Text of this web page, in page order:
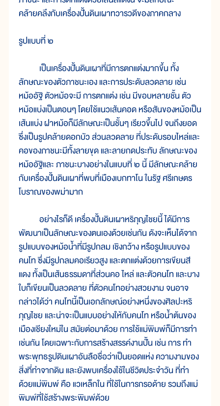
คล้ายคลึงกับเครื่องปั้นดินเผาทวารวดีของภาคกลาง
รูปแบบที่ ๒
เป็นเครื่องปั้นดินเผาที่มีการตกแต่งมากขึ้น ทั้ง
ลักษณะของตัวภาชนะเอง และการประดับลวดลาย เช่น
หม้ออัฐิ ตัวหม้อจะมี การตกแต่ง เช่น มีขอบหลายชั้น ตัว
หม้อแบ่งเป็นตอนๆ โดยใช้แนวเส้นคอด หรือสันของหม้อเป็น
เส้นแบ่ง ฝาหม้อก็มีลักษณะเป็นชั้นๆ เรียวขึ้นไป จนถึงยอด
ซึ่งเป็นรูปคล้ายดอกบัว ส่วนลวดลาย ที่ประดับรอบไหล่และ
คอของภาชนะมีทั้งลายขุด และลายกดประทับ ลักษณะของ
หม้ออัฐิและ ภาชนะบางอย่างในแบบที่ ๒ นี้ มีลักษณะคล้าย
กับเครื่องปั้นดินเผาที่พบที่เมืองเบกทาโน ในรัฐ ศรีเกษตร
โบราณของพม่ามาก
อย่างไรก็ดี เครื่องปั้นดินเผาหริภุญไชยนี้ ได้มีการ
พัฒนาเป็นลักษณะของตนเองด้วยเช่นกัน ดังจะเห็นได้จาก
รูปแบบของหม้อน้ำที่มีรูปกลม เชิงกว้าง หรือรูปแบบของ
คนโท ซึ่งมีรูปกลมคอเรียวสูง และตกแต่งด้วยการเขียนสี
แดง ทั้งเป็นเส้นธรรมดาที่ส่วนคอ ไหล่ และตัวคนโท และบาง
ใบก็เขียนเป็นลวดลาย ที่ตัวคนโทอย่างสวยงาม จนอาจ
กล่าวได้ว่า คนโทนี้เป็นเอกลักษณ์อย่างหนึ่งของศิลปะหริ
ภุญไชย และน่าจะเป็นแบบอย่างให้กับคนโท หรือน้ำต้นของ
เมืองเชียงใหม่ใน สมัยต่อมาด้วย การใช้แม่พิมพ์ก็มีการทำ
เช่นกัน โดยเฉพาะกับการสร้างสรรค์งานปั้น เช่น การ ทำ
พระพุทธรูปดินเผาอันลือชื่อว่าเป็นยอดแห่ง ความงามของ
สิ่งที่ทำจากดิน และยังพบเครื่องใช้ในชีวิตประจำวัน ที่ทำ
ด้วยแม่พิมพ์ คือ แวเหล็กใน ที่ใช้ในการกรอด้าย รวมถึงแม่
พิมพ์ที่ใช้สร้างพระพิมพ์ด้วย